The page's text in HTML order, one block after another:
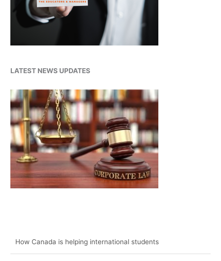
LATEST NEWS UPDATES
How Canada is helping international students